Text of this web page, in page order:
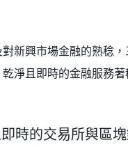
新興市場金融的熟稔，
淨且即時的金融服務著
時的交易所與區